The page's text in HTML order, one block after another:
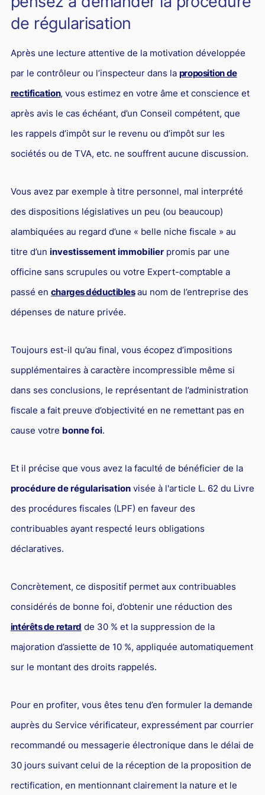
L'industrie
Droit aérien
Caution bancaire
Communication et nouvelles technologies
Grande entreprise
Droit de l'environnement et des énergies renouvelables
Concurrence déloyale
Transport
Transmission d'entreprise et avocat
Gestion des crises
Responsabilité Sociétale des Entreprises (R.S.E)
Hôtellerie et restauration
Procédures et tribunaux
Droit de la concurrence
Responsabilité civile
Droit bancaire
Jurisprudences et actualités
de régularisation
Après une lecture attentive de la motivation développée
par le contrôleur ou l’inspecteur dans la proposition de
rectification, vous estimez en votre âme et conscience et
après avis le cas échéant, d’un Conseil compétent, que
les rappels d’impôt sur le revenu ou d’impôt sur les
sociétés ou de TVA, etc. ne souffrent aucune discussion.
Vous avez par exemple à titre personnel, mal interprété
des dispositions législatives un peu (ou beaucoup)
alambiquées au regard d’une « belle niche fiscale » au
titre d’un investissement immobilierpromis par une
officine sans scrupules ou votre Expert-comptable a
passé en charges déductiblesau nom de l’entreprise des
dépenses de nature privée.
Toujours est-il qu’au final, vous écopez d’impositions
supplémentaires à caractère incompressible même si
dans ses conclusions, le représentant de l’administration
fiscale a fait preuve d’objectivité en ne remettant pas en
cause votre bonne foi.
Et il précise que vous avez la faculté de bénéficier de la
procédure de régularisationvisée à l'article L. 62 du Livre
des procédures fiscales (LPF) en faveur des
contribuables ayant respecté leurs obligations
déclaratives.
Concrètement, ce dispositif permet aux contribuables
considérés de bonne foi, d’obtenir une réduction des
intérêts de retard de 30 % et la suppression de la
majoration d’assiette de 10 %, appliquée automatiquement
sur le montant des droits rappelés.
Pour en profiter, vous êtes tenu d’en formuler la demande
auprès du Service vérificateur, expressément par courrier
recommandé ou messagerie électronique dans le délai de
30 jours suivant celui de la réception de la proposition de
rectification, en mentionnant clairement la nature et le